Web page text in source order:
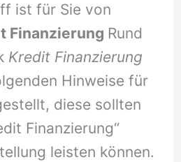
ist für Sie von
Finanzierung Rund
Kredit Finanzierung
Hinweise für
diese sollten
Finanzierung“
leisten können.